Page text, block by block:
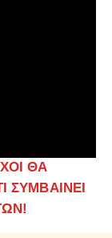
ΘΑ
ΣΥΜΒΑΙΝΕΙ